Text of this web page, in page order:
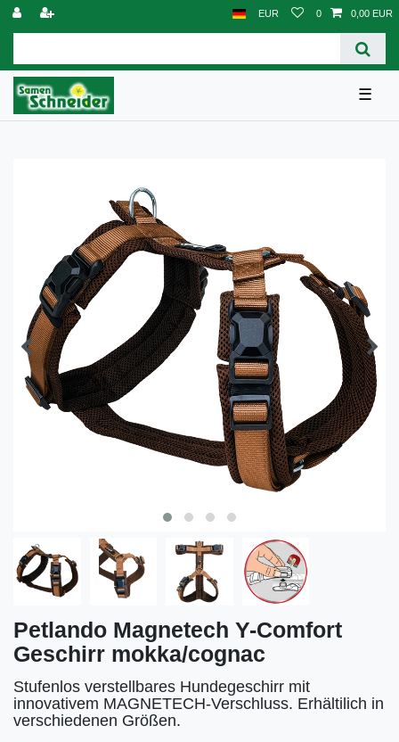
EUR 0 0,00 EUR
☰
Petlando Magnetech Y-Comfort
Geschirr mokka/cognac
Stufenlos verstellbares Hundegeschirr mit
innovativem MAGNETECH-Verschluss. Erhältilich in
verschiedenen Größen.